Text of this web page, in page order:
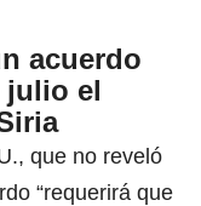
acuerdo
julio el
que no reveló
“requerirá que